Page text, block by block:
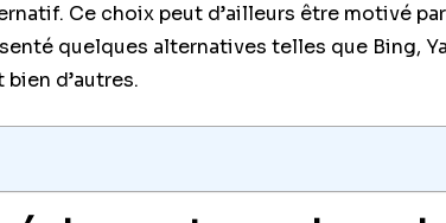
Ce choix peut d’ailleurs être motivé
quelques alternatives telles que Bing,
d’autres.